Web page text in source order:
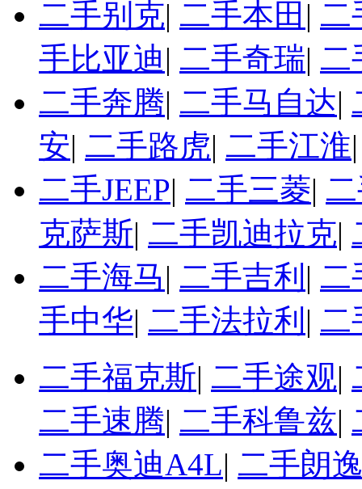
二手别克| 二手本田 | 二
手比亚迪| 二手奇瑞| 二
二手奔腾| 二手马自达|
安| 二手路虎| 二手江淮
二手JEEP| 二手三菱|
克萨斯| 二手凯迪拉克|
二手海马| 二手吉利 | 二
手中华| 二手法拉利 | 二
二手福克斯| 二手途观|
二手速腾| 二手科鲁兹|
二手奥迪A4L| 二手朗